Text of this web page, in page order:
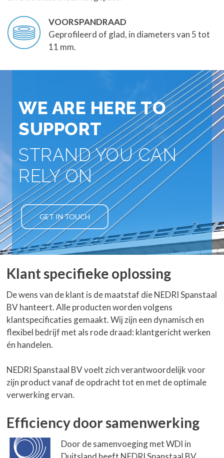
VOORSPANDRAAD
Geprofileerd of glad, in diameters van 5 tot
11 mm.
WE ARE HERE TO
SUPPORT
STRAND YOU CAN
RELY ON
GET IN TOUCH
Klant specifieke oplossing
De wens van de klant is de maatstaf die NEDRI Spanstaal
BV hanteert. Alle producten worden volgens
klantspecificaties gemaakt. Wij zijn een dynamisch en
flexibel bedrijf met als rode draad: klantgericht werken
én handelen.
NEDRI Spanstaal BV voelt zich verantwoordelijk voor
zijn product vanaf de opdracht tot en met de optimale
verwerking ervan.
Efficiency door samenwerking
Door de samenvoeging met WDI in